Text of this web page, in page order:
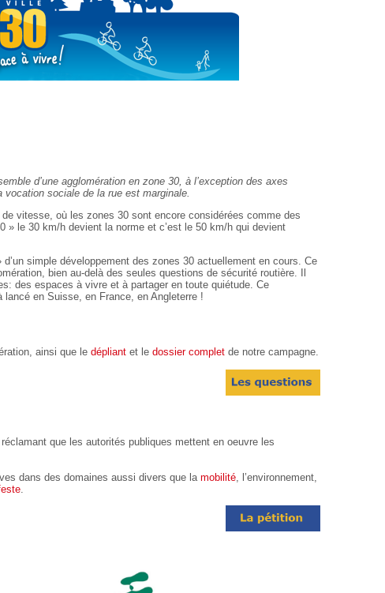
d’une agglomération en zone 30, à l’exception des axes
sociale de la rue est marginale.
vitesse, où les zones 30 sont encore considérées comme des
le 30 km/h devient la norme et c’est le 50 km/h qui devient
simple développement des zones 30 actuellement en cours. Ce
bien au-delà des seules questions de sécurité routière. Il
des espaces à vivre et à partager en toute quiétude. Ce
en Suisse, en France, en Angleterre !
ainsi que le dépliant et le dossier complet de notre campagne.
réclamant que les autorités publiques mettent en oeuvre les
dans des domaines aussi divers que la mobilité , l’environnement,